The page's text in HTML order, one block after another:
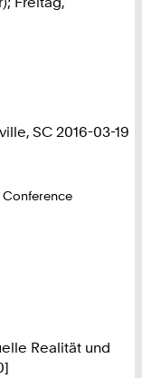
SC 2016-03-19
Conference
Realität und